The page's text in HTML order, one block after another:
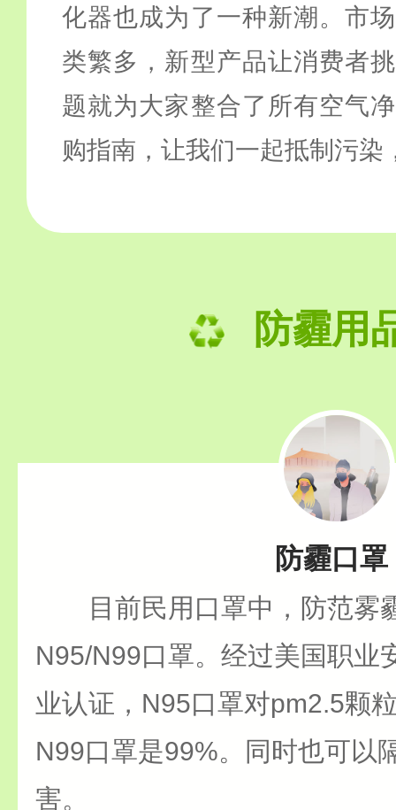
化器也成为了一种新潮。市
类繁多，新型产品让消费者
题就为大家整合了所有空气
购指南，让我们一起抵制污染
防霾用
防霾口罩
目前民用口罩中，防范雾
N95/N99口罩。经过美国职业
业认证，N95口罩对pm2.5颗
N99口罩是99%。同时也可以
害。